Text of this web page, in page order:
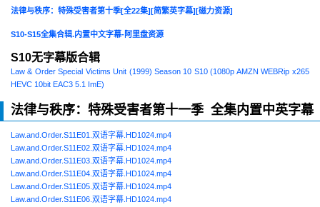
法律与秩序：特殊受害者第十季[全22集][简繁英字幕][磁力资源]
S10-S15全集合辑.内置中文字幕-阿里盘资源
S10无字幕版合辑
Law & Order Special Victims Unit (1999) Season 10 S10 (1080p AMZN WEBRip x265
HEVC 10bit EAC3 5.1 ImE)
法律与秩序：特殊受害者第十一季 全集内置中英字幕
Law.and.Order.S11E01.双语字幕.HD1024.mp4
Law.and.Order.S11E02.双语字幕.HD1024.mp4
Law.and.Order.S11E03.双语字幕.HD1024.mp4
Law.and.Order.S11E04.双语字幕.HD1024.mp4
Law.and.Order.S11E05.双语字幕.HD1024.mp4
Law.and.Order.S11E06.双语字幕.HD1024.mp4